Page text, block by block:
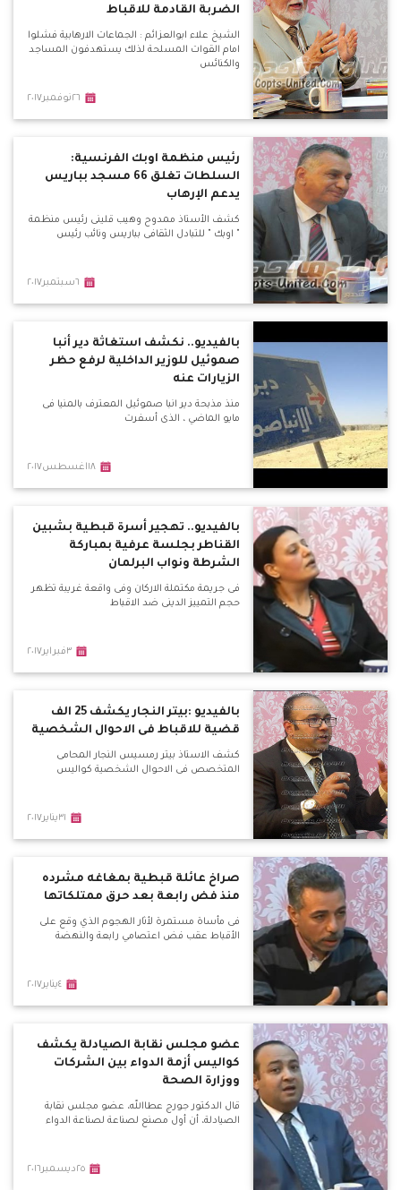
الضربة القادمة للاقباط
الشيخ علاء ابوالعزائم : الجماعات الارهابية فشلوا
امام القوات المسلحة لذلك يستهدفون المساجد
والكنائس
٢٦نوفمبر٢٠١٧
رئيس منظمة اوبك الفرنسية:
السلطات تغلق 66 مسجد بباريس
يدعم الإرهاب
كشف الأستاذ ممدوح وهيب قلينى رئيس منظمة
" اوبك " للتبادل الثقافى بباريس ونائب رئيس
٦سبتمبر٢٠١٧
بالفيديو.. نكشف استغاثة دير أنبا
صموئيل للوزير الداخلية لرفع حظر
الزيارات عنه
منذ مذبحة دير انبا صموئيل المعترف بالمنيا فى
مايو الماضي ، الذى أسفرت
١٨اغسطس٢٠١٧
بالفيديو.. تهجير أسرة قبطية بشبين
القناطر بجلسة عرفية بمباركة
الشرطة ونواب البرلمان
فى جريمة مكتملة الاركان وفى واقعة غريبة تظهر
حجم التمييز الدينى ضد الاقباط
٣فبراير٢٠١٧
بالفيديو :بيتر النجار يكشف 25 الف
قضية للاقباط فى الاحوال الشخصية
كشف الاستاذ بيتر رمسيس النجار المحامى
المتخصص فى الاحوال الشخصية كواليس
٣١يناير٢٠١٧
صراخ عائلة قبطية بمغاغه مشرده
منذ فض رابعة بعد حرق ممتلكاتها
فى مأساة مستمرة لأثار الهجوم الذي وقع على
الأقباط عقب فض اعتصامي رابعة والنهضة
٤يناير٢٠١٧
عضو مجلس نقابة الصيادلة يكشف
كواليس أزمة الدواء بين الشركات
ووزارة الصحة
قال الدكتور جورج عطاالله، عضو مجلس نقابة
الصيادلة، أن أول مصنع لصناعة لصناعة الدواء
٢٥ديسمبر٢٠١٦